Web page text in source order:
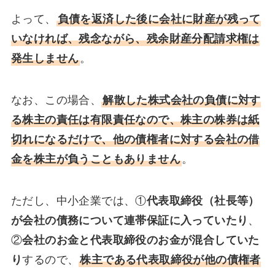
よって、 負債を返済した後に会社に財産が残って
いなければ、残念ながら、残余財産分配請求権は
発生しません。
なお、この場合、解散した株式会社の負債に対す
る株主の責任は有限責任なので、株主の株券は紙
切れになるだけで、他の債権者に対する会社の借
金を株主が負うこともありません。
ただし、中小企業では、①代表取締役（社長等）
が会社の債務について連帯保証に入っていたり 、
②会社のお金と代表取締役のお金が混合していた
りするので、株主である代表取締役が他の債権者